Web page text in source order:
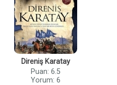
Direniş Karatay
Puan: 6.5
Yorum: 6